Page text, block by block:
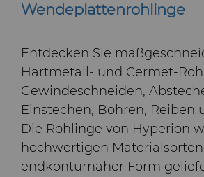
Wendeplattenrohlinge
Entdecken Sie
Hartmetall- und Cermet-
Gewindeschneiden,
Einstechen, Bohren, Reiben
Die Rohlinge von Hyperion
hochwertigen
endkonturnaher Form